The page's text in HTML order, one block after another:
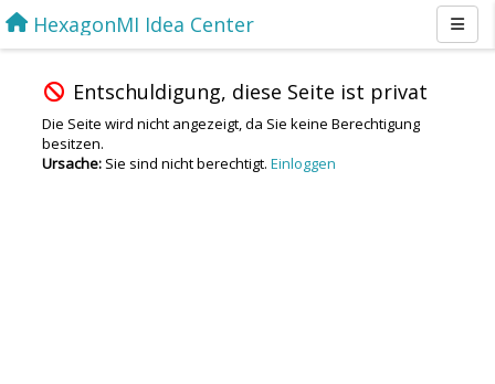
HexagonMI Idea Center
Entschuldigung, diese Seite ist privat
Die Seite wird nicht angezeigt, da Sie keine Berechtigung
besitzen.
Ursache: Sie sind nicht berechtigt. Einloggen